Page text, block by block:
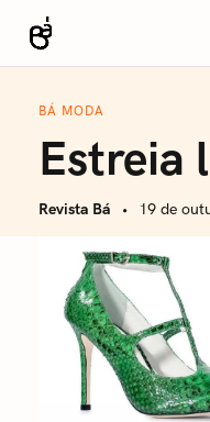
i
Revista Bá
BÁ MODA
Estreia
Revista Bá 19 de